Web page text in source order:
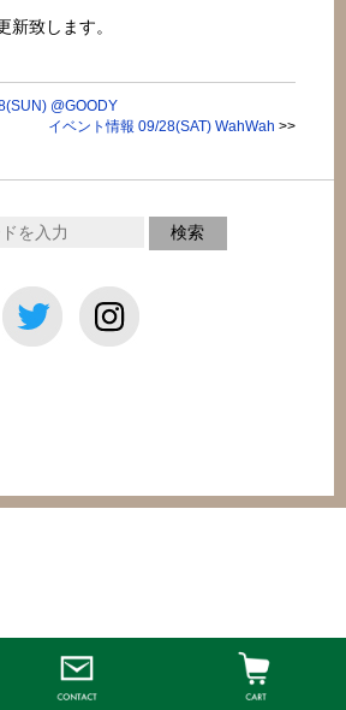
新致します。
@GOODY
イベント情報 09/28(SAT) WahWah >>